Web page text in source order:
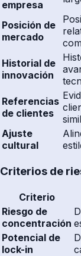
empresa
Posición de
mercado
Historial de
innovación
Referencias
de clientes
Ajuste
cultural
Criterios de
Criterio
Riesgo de
concentración
Potencial de
lock-in